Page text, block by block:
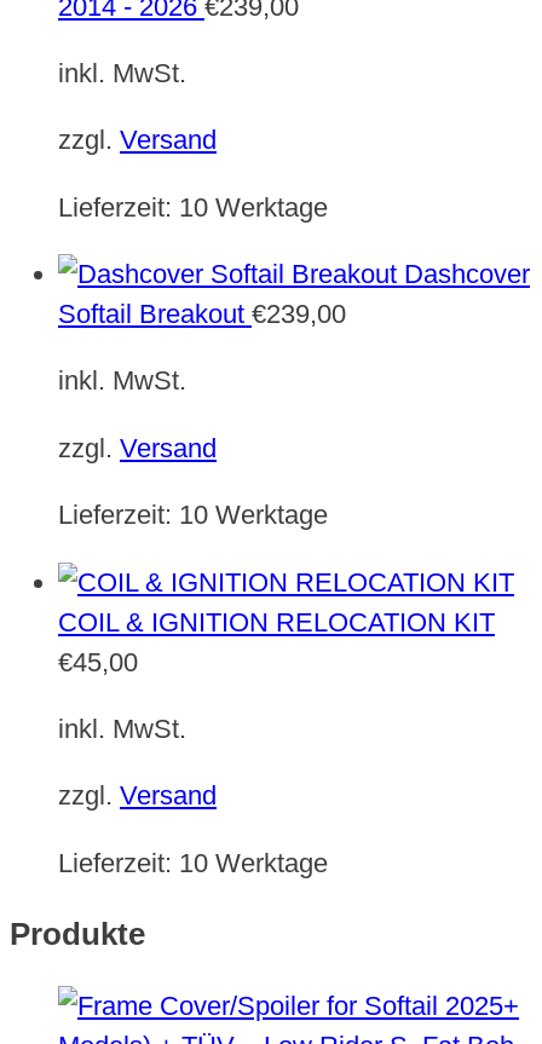
2014 - 2026 €239,00
inkl. MwSt.
zzgl. Versand
Lieferzeit: 10 Werktage
Dashcover
Softail Breakout €239,00
inkl. MwSt.
zzgl. Versand
Lieferzeit: 10 Werktage
COIL & IGNITION RELOCATION KIT
€45,00
inkl. MwSt.
zzgl. Versand
Lieferzeit: 10 Werktage
Produkte